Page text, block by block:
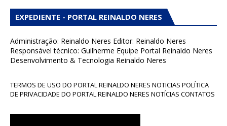
EXPEDIENTE - PORTAL REINALDO NERES
Administração: Reinaldo Neres Editor: Reinaldo Neres
Responsável técnico: Guilherme Equipe Portal Reinaldo Neres
Desenvolvimento & Tecnologia Reinaldo Neres
TERMOS DE USO DO PORTAL REINALDO NERES NOTICIAS POLÍTICA
DE PRIVACIDADE DO PORTAL REINALDO NERES NOTÍCIAS CONTATOS